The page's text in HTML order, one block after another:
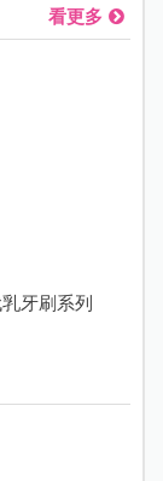
看更多
牙刷系列